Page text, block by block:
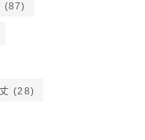
(87)
(28)